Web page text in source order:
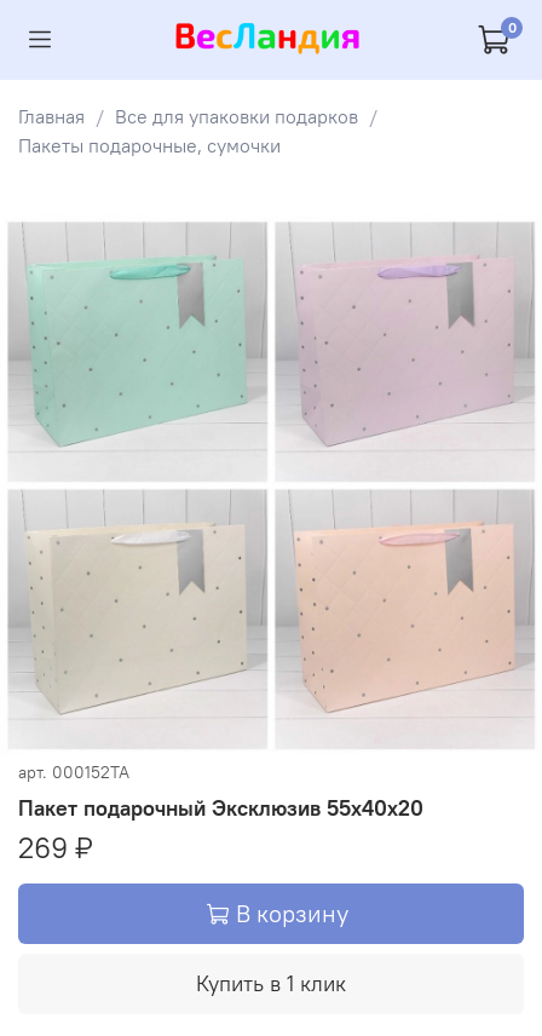
0
Главная
Все для упаковки подарков
Пакеты подарочные, сумочки
арт. 000152TA
Пакет подарочный Эксклюзив 55х40х20
269 ₽
В корзину
Купить в 1 клик